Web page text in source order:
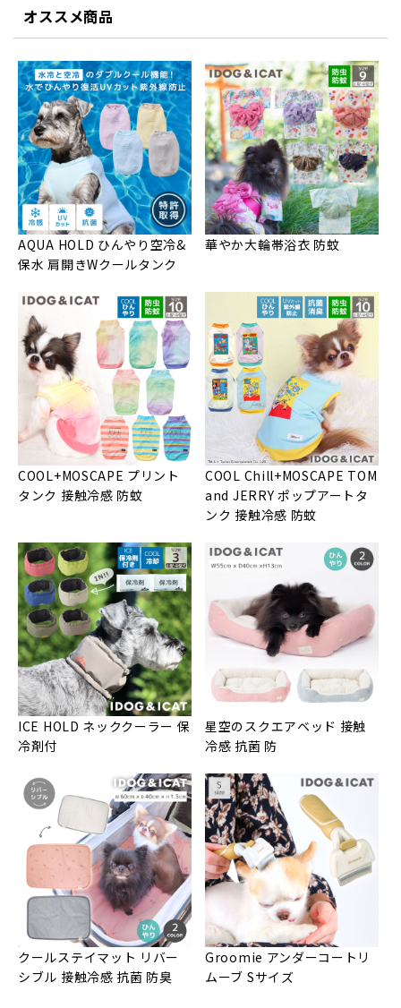
オススメ商品
AQUA HOLD ひんやり空冷&
保水 肩開きWクールタンク
華やか大輪帯浴衣 防蚊
COOL+MOSCAPE プリント
タンク 接触冷感 防蚊
COOL Chill+MOSCAPE TOM
and JERRY ポップアートタ
ンク 接触冷感 防蚊
ICE HOLD ネッククーラー 保
冷剤付
星空のスクエアベッド 接触
冷感 抗菌 防
クールステイマット リバー
シブル 接触冷感 抗菌 防臭
Groomie アンダーコートリ
ムーブ Sサイズ